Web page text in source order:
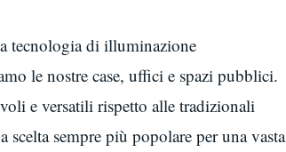
tecnologia di illuminazione
le nostre case, uffici e spazi pubblici.
e versatili rispetto alle tradizionali
scelta sempre più popolare per una vasta